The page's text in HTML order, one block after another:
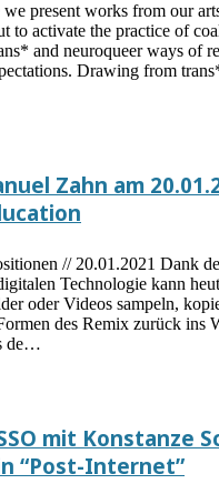
present works from our
to activate the practice of
and neuroqueer ways of
Drawing from
Zahn am
// 20.01.2021 Dank
Technologie kann
oder Videos sampeln,
des Remix zurück ins
de…
mit Konstanze
“Post-Internet”